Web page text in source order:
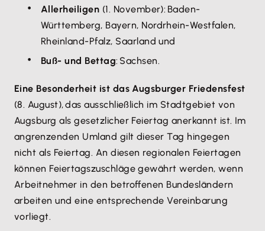
Allerheiligen (1. November): Baden-
Württemberg, Bayern, Nordrhein-Westfalen,
Rheinland-Pfalz, Saarland und
Buß- und Bettag: Sachsen.
Eine Besonderheit ist das Augsburger Friedensfest
(8. August), das ausschließlich im Stadtgebiet von
Augsburg als gesetzlicher Feiertag anerkannt ist. Im
angrenzenden Umland gilt dieser Tag hingegen
nicht als Feiertag. An diesen regionalen Feiertagen
können Feiertagszuschläge gewährt werden, wenn
Arbeitnehmer in den betroffenen Bundesländern
arbeiten und eine entsprechende Vereinbarung
vorliegt.